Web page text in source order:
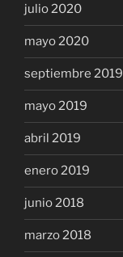
julio 2020
mayo 2020
septiembre 2019
mayo 2019
abril 2019
enero 2019
junio 2018
marzo 2018